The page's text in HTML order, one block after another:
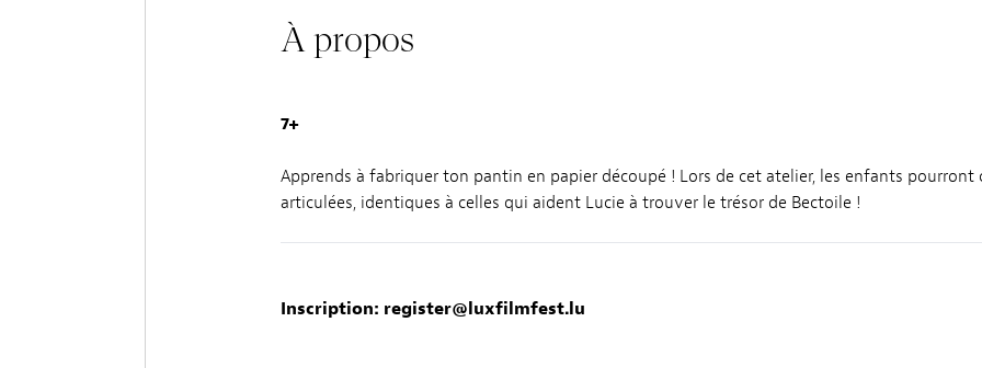
À propos
7+
Apprends à fabriquer ton pantin en papier découpé ! Lors de cet atelier, les enfants pourront
articulées, identiques à celles qui aident Lucie à trouver le trésor de Bectoile !
Inscription: register@luxfilmfest.lu